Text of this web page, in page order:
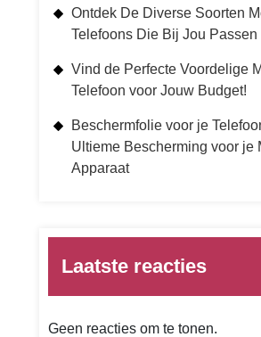
Ontdek De Diverse Soorten
Telefoons Die Bij Jou Passen
Vind de Perfecte Voordelige
Telefoon voor Jouw Budget!
Beschermfolie voor je
Ultieme Bescherming voor je
Apparaat
Laatste reacties
Geen reacties om te tonen.